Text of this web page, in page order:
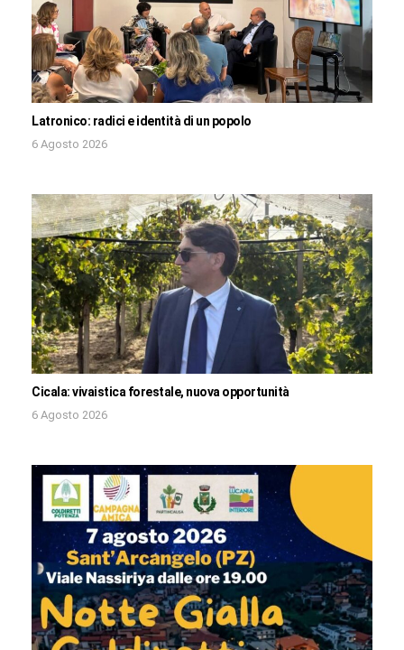
Latronico: radici e identità di un popolo
6 Agosto 2026
Cicala: vivaistica forestale, nuova opportunità
6 Agosto 2026